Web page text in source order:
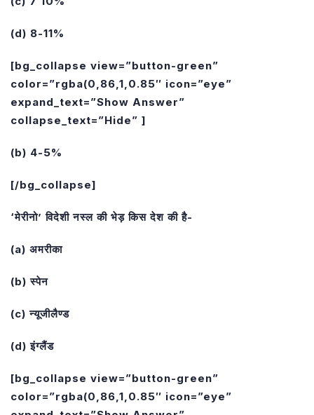
(d) 8-11%
[bg_collapse view=”button-green”
color=”rgba(0,86,1,0.85″ icon=”eye”
expand_text=”Show Answer”
collapse_text=”Hide” ]
(b) 4-5%
[/bg_collapse]
‘मेरीनो’ विदेशी नस्ल की भेड़ किस देश की है-
(a) अमरीका
(b) स्पेन
(c) न्यूजीलैण्ड
(d) इंग्लैंड
[bg_collapse view=”button-green”
color=”rgba(0,86,1,0.85″ icon=”eye”